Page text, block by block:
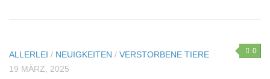
0
ALLERLEI / NEUIGKEITEN / VERSTORBENE TIERE
19 MÄRZ, 2025